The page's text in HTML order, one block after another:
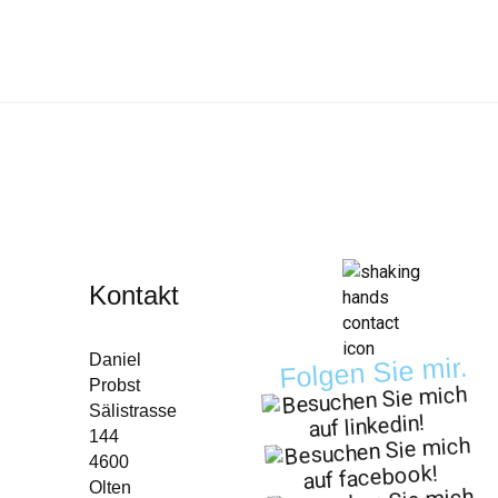
Kontakt
Daniel
Probst
Sälistrasse
144
4600
Olten
Folgen Sie mir.